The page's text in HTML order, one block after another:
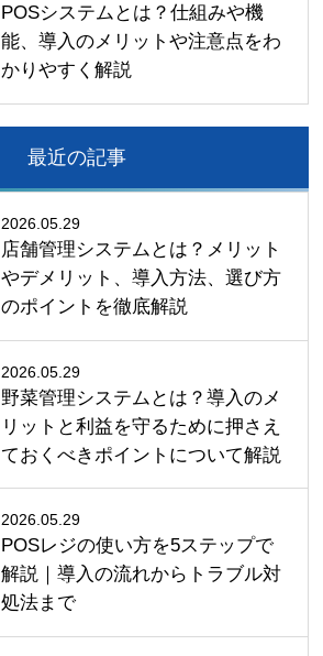
POSシステムとは？仕組みや機
能、導入のメリットや注意点をわ
かりやすく解説
最近の記事
2026.05.29
店舗管理システムとは？メリット
やデメリット、導入方法、選び方
のポイントを徹底解説
2026.05.29
野菜管理システムとは？導入のメ
リットと利益を守るために押さえ
ておくべきポイントについて解説
2026.05.29
POSレジの使い方を5ステップで
解説｜導入の流れからトラブル対
処法まで